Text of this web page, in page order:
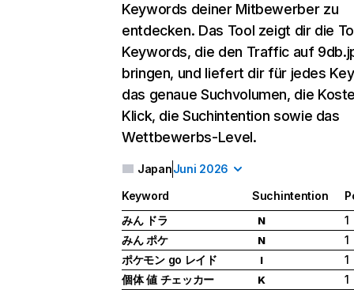
Keywords deiner Mitbewerber zu
entdecken. Das Tool zeigt dir die
Keywords, die den Traffic auf
bringen, und liefert dir für jedes
das genaue Suchvolumen, die
Klick, die Suchintention sowie das
Wettbewerbs-Level.
JapanJuni 2026
Keyword Suchintention
みん ドラ
N
1
みん ポケ
N
1
ポケモン go レイド
I
1
個体 値 チェッカー
K
1